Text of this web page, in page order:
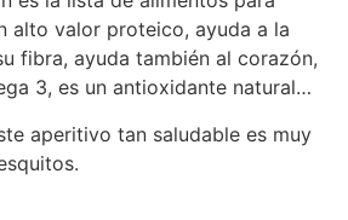
alto valor proteico, ayuda a la
fibra, ayuda también al corazón,
3, es un antioxidante natural…
aperitivo tan saludable es muy